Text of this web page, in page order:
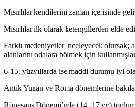
Mısırlılar kendilerini zaman içerisinde
Mısırlılar ilk olarak ketengillerden elde
Farklı medeniyetler inceleyecek olursak;
alanlarını odalara bölmek için
6-15. yüzyıllarda ise maddi durumu iyi
Antik Yunan ve Roma dönemlerine
Rönesans Dönemi’nde (14.-17.yy)